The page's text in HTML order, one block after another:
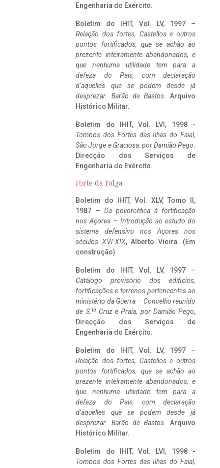
Engenharia do Exército.
Boletim do IHIT, Vol. LV, 1997 –
Relação dos fortes, Castellos e outros
pontos fortificados, que se achão ao
prezente inteiramente abandonados, e
que nenhuma utilidade tem para a
defeza do Pais, com declaração
d’aquelles que se podem desde já
desprezar. Barão de Bastos. Arquivo
Histórico Militar.
Boletim do IHIT, Vol. LVI, 1998 -
Tombos dos Fortes das Ilhas do Faial,
São Jorge e Graciosa, por Damião Pego.
Direcção dos Serviços de
Engenharia do Exército.
Forte da Folga
Boletim do IHIT, Vol. XLV, Tomo II,
1987 – Da poliorcética à fortificação
nos Açores – Introdução ao estudo do
sistema defensivo nos Açores nos
séculos XVI-XIX, Alberto Vieira. (Em
construção)
Boletim do IHIT, Vol. LV, 1997 –
Catálogo provisório dos edificios,
fortificações e terrenos pertencentes ao
ministério da Guerra – Concelho reunido
de S. ta Cruz e Praia, por Damião Pego,
Direcção dos Serviços de
Engenharia do Exército.
Boletim do IHIT, Vol. LV, 1997 –
Relação dos fortes, Castellos e outros
pontos fortificados, que se achão ao
prezente inteiramente abandonados, e
que nenhuma utilidade tem para a
defeza do Pais, com declaração
d’aquelles que se podem desde já
desprezar. Barão de Bastos. Arquivo
Histórico Militar.
Boletim do IHIT, Vol. LVI, 1998 -
Tombos dos Fortes das Ilhas do Faial,